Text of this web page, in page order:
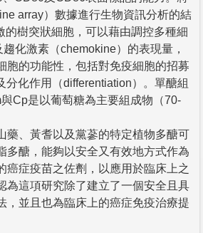
array）數據進行生物資訊分析的結
的樹突狀細胞，可以藉由調控多種細
化激素（chemokine）的表現量，
胞的功能性，包括對免疫細胞的招募
分化作用（differentiation）。單醣組
Cp是以葡萄糖為主要組成物（70-
藥、黃耆以及黨蔘的特定植物多醣可
多醣，能夠以安全又有效地方式作為
癌症疫苗之佐劑，以應用於臨床上之
為這項研究除了建立了一個安全且具
，並且也為臨床上的癌症免疫治療提